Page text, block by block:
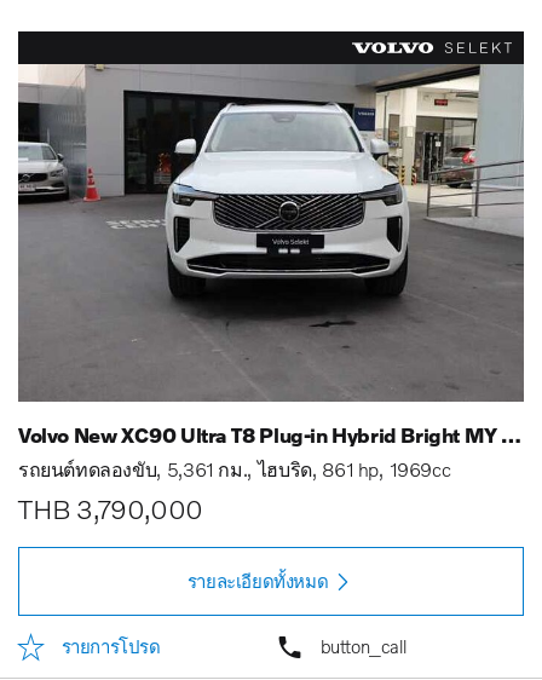
Volvo New XC90 Ultra T8 Plug-in Hybrid Bright MY 25
รถยนต์ทดลองขับ 5,361 กม. ไฮบริด 861 hp 1969cc
THB 3,790,000
รายละเอียดทั้งหมด
รายการโปรด button_call